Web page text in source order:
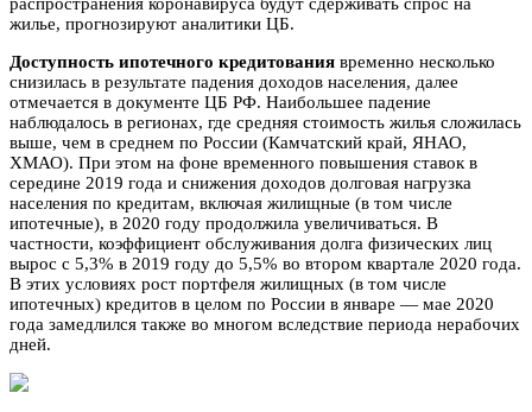
жилье, прогнозируют аналитики ЦБ.
Доступность ипотечного кредитования временно несколько
снизилась в результате падения доходов населения, далее
отмечается в документе ЦБ РФ. Наибольшее падение
наблюдалось в регионах, где средняя стоимость жилья сложилась
выше, чем в среднем по России (Камчатский край, ЯНАО,
ХМАО). При этом на фоне временного повышения ставок в
середине 2019 года и снижения доходов долговая нагрузка
населения по кредитам, включая жилищные (в том числе
ипотечные), в 2020 году продолжила увеличиваться. В
частности, коэффициент обслуживания долга физических лиц
вырос с 5,3% в 2019 году до 5,5% во втором квартале 2020 года.
В этих условиях рост портфеля жилищных (в том числе
ипотечных) кредитов в целом по России в январе — мае 2020
года замедлился также во многом вследствие периода нерабочих
дней.